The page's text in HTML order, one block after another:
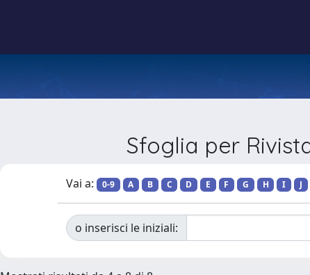
Sfoglia per
Vai a: 0-9 A B C D E F G H I J
o inserisci le iniziali: